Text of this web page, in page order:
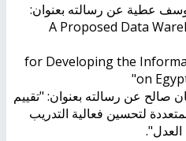
"A Proposed Data
for Developing the
on
صالح عن رسالته بعنوان: "تقييم
لتحسين فعالية التدريب
العدل".